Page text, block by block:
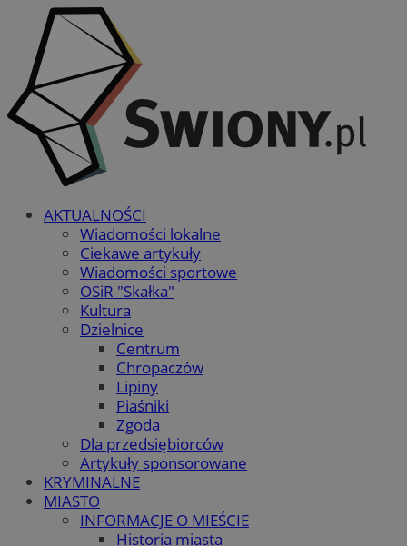
AKTUALNOŚCI
Wiadomości lokalne
Ciekawe artykuły
Wiadomości sportowe
OSiR "Skałka"
Kultura
Dzielnice
Centrum
Chropaczów
Lipiny
Piaśniki
Zgoda
Dla przedsiębiorców
Artykuły sponsorowane
KRYMINALNE
MIASTO
INFORMACJE O MIEŚCIE
Historia miasta